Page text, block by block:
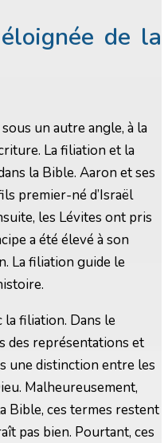
de la
un autre angle, à la
La filiation et la
la Bible. Aaron et ses
premier-né d’Israël
les Lévites ont pris
a été élevé à son
La filiation guide le
la filiation. Dans le
des représentations et
une distinction entre les
Malheureusement,
Bible, ces termes restent
pas bien. Pourtant, ces